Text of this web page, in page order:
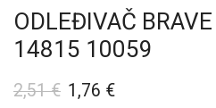
ODLEĐIVAČ
14815 10059
2,51€ 1,76 €